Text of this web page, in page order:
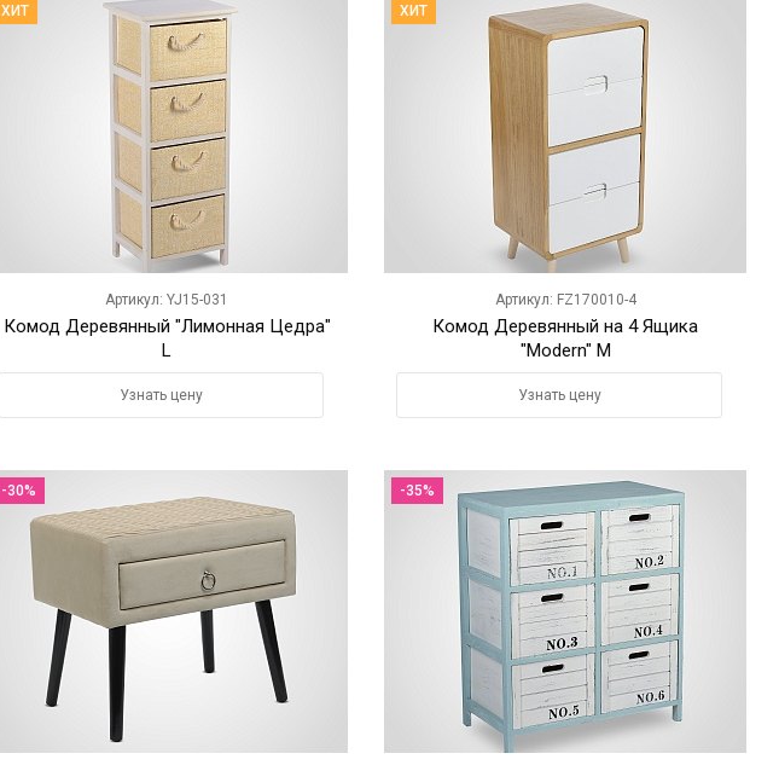
ХИТ
Артикул: YJ15-031
Комод Деревянный "Лимонная Цедра"
L
Узнать цену
ХИТ
Артикул: FZ170010-4
Комод Деревянный на 4 Ящика
"Modern" M
Узнать цену
-30% -35%